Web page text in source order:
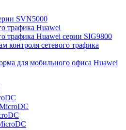
SVN5000
трафика Huawei
трафика Huawei серии SIG9800
контроля сетевого трафика
для мобильного офиса Huawei